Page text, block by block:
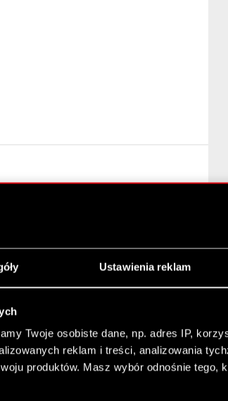
Ustawienia reklam
Twoje osobiste dane, np. adres IP,
reklam i treści, analizowania
produktów. Masz wybór odnośnie tego,
o ofercie – nabycie lub
Warszawie („Spółka”) przekazuje